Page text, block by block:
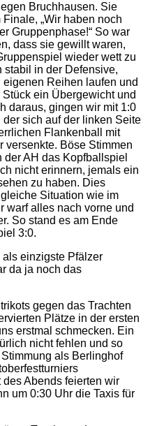
Bruchhausen. Sie
„Wir haben noch
Gruppenphase!“ So war
dass sie gewillt waren,
wieder wett zu
stabil in der Defensive,
Reihen laufen und
ein Übergewicht und
daraus, gingen wir mit 1:0
sich auf der linken Seite
Flankenball mit
versenkte. Böse Stimmen
der AH das Kopfballspiel
nicht erinnern, jemals ein
zu haben. Dies
Situation wie im
warf alles nach vorne und
So stand es am Ende
3:0.
einzigste Pfälzer
da ja noch das
gegen das Trachten
Plätze in der ersten
erstmal schmecken. Ein
nicht fehlen und so
als Berlinghof
Abends feierten wir
um 0:30 Uhr die Taxis für